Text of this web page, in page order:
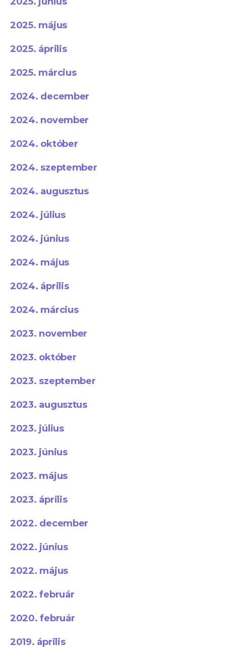
2025. május
2025. április
2025. március
2024. december
2024. november
2024. október
2024. szeptember
2024. augusztus
2024. július
2024. június
2024. május
2024. április
2024. március
2023. november
2023. október
2023. szeptember
2023. augusztus
2023. július
2023. június
2023. május
2023. április
2022. december
2022. június
2022. május
2022. február
2020. február
2019. április